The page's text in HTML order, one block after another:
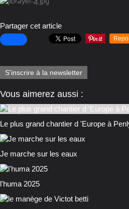
Partager cet article
S'inscrire à la newsletter
Vous aimerez aussi :
Le plus grand chantier d 'Europe à
Je marche sur les eaux
l'huma 2025